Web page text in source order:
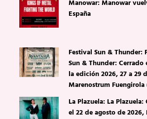
Manowar: Manowar
España
Festival Sun & Thunder:
Sun & Thunder: Cerrado
la edición 2026, 27 a 29
Marenostrum Fuengirola
La Plazuela: La
el 22 de agosto de 2026,